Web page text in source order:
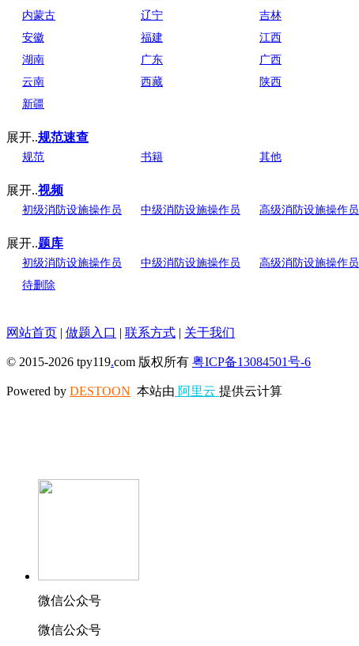
内蒙古
辽宁 吉林
安徽
福建 江西
湖南
广东 广西
云南
西藏 陕西
新疆
展开..规范速查
规范 书籍 其他
展开..视频
初级消防设施操作员 中级消防设施操作员 高级消防设施操作员
展开..题库
初级消防设施操作员 中级消防设施操作员 高级消防设施操作员
待删除
网站首页 | 做题入口 | 联系方式 | 关于我们
© 2015-2026 tpy119.com 版权所有 粤ICP备13084501号-6
Powered by DESTOON 本站由 阿里云 提供云计算
微信公众号
微信公众号